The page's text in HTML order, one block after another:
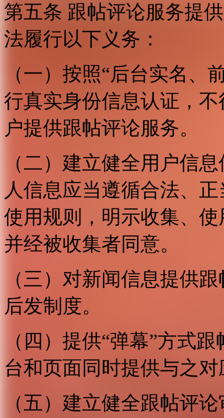
第五条 跟帖评论服务提
法履行以下义务：
（一）按照“后台实名、
行真实身份信息认证，
户提供跟帖评论服务。
（二）建立健全用户信
人信息应当遵循合法、
使用规则，明示收集、
并经被收集者同意。
（三）对新闻信息提供
后发制度。
（四）提供“弹幕”方式
台和页面同时提供与之
（五）建立健全跟帖评